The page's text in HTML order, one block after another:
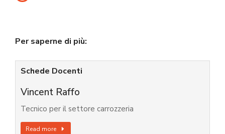
Per saperne di più:
Schede Docenti
Vincent Raffo
Tecnico per il settore carrozzeria
Read more